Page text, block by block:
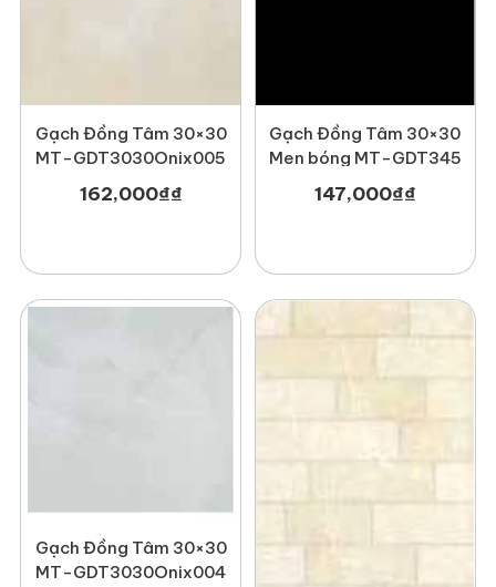
Gạch Đồng Tâm 30×30
MT-GDT3030Onix005
162,000₫₫
Gạch Đồng Tâm 30×30
Men bóng MT-GDT345
147,000₫₫
Gạch Đồng Tâm 30×30
MT-GDT3030Onix004